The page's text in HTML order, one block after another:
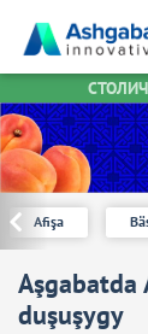
Afişa
Aşgabatda
duşuşygy